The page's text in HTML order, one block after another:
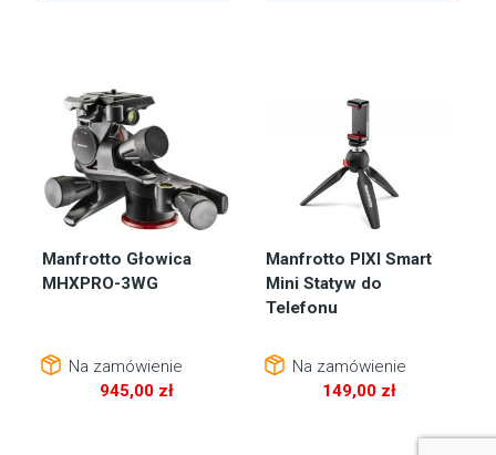
Manfrotto Głowica
MHXPRO-3WG
Na zamówienie
945,00 zł
Manfrotto PIXI Smart
Mini Statyw do
Telefonu
Na zamówienie
149,00 zł